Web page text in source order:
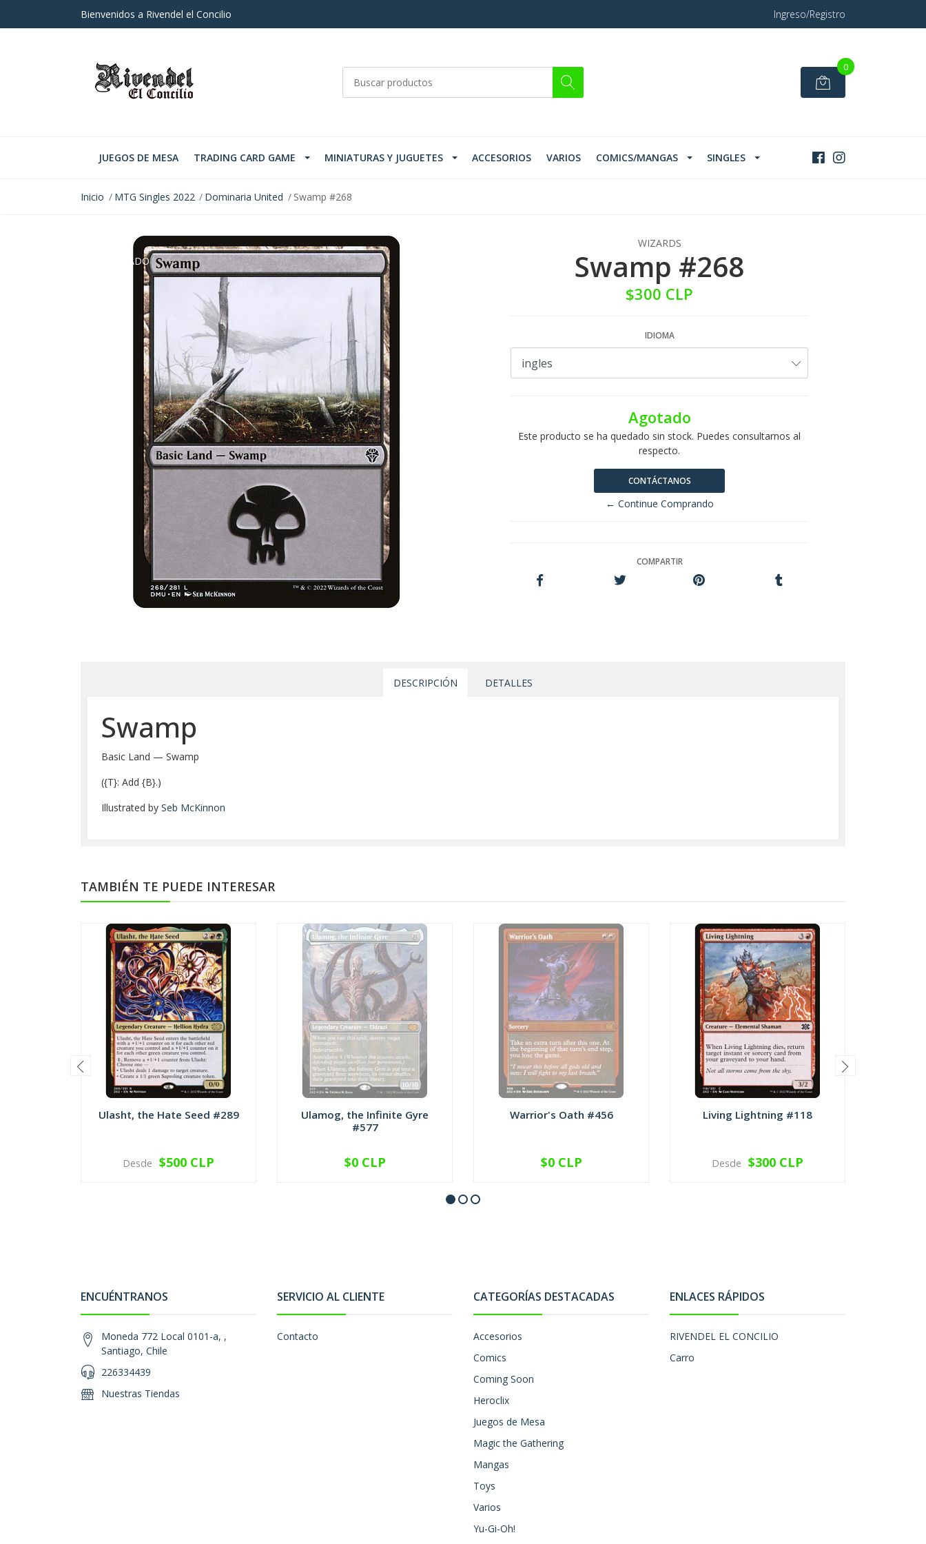
Bienvenidos a Rivendel el Concilio Ingreso/Registro
0
JUEGOS DE MESA TRADING CARD GAME MINIATURAS Y JUGUETES ACCESORIOS VARIOS COMICS/MANGAS SINGLES
Inicio MTG Singles 2022 Dominaria United Swamp #268
AGOTADO
WIZARDS
Swamp #268
$300 CLP
IDIOMA
Agotado
Este producto se ha quedado sin stock. Puedes consultarnos al
respecto.
CONTÁCTANOS
← Continue Comprando
COMPARTIR
DESCRIPCIÓN DETALLES
Swamp
Basic Land — Swamp
({T}: Add {B}.)
Illustrated by Seb McKinnon
TAMBIÉN TE PUEDE INTERESAR
Ulasht, the Hate Seed #289
VER OPCIONES
Desde $500 CLP
Ulamog, the Infinite Gyre
#577
NO DISPONIBLE
$0 CLP
Warrior's Oath #456
NO DISPONIBLE
$0 CLP
Living Lightning #118
VER OPCIONES
Desde $300 CLP
ENCUÉNTRANOS
Moneda 772 Local 0101-a, ,
Santiago, Chile
226334439
Nuestras Tiendas
SERVICIO AL CLIENTE
Contacto
CATEGORÍAS DESTACADAS
Accesorios
Comics
Coming Soon
Heroclix
Juegos de Mesa
Magic the Gathering
Mangas
Toys
Varios
Yu-Gi-Oh!
ENLACES RÁPIDOS
RIVENDEL EL CONCILIO
Carro